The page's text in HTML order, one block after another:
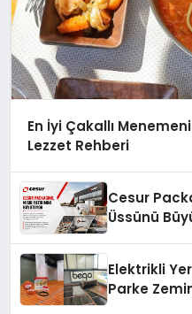
En İyi Çakallı
Lezzet Rehberi
Cesur
Üssünü
Elektrikli
Parke